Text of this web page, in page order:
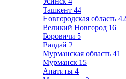
Ташкент 44
Новгородская область 42
Великий Новгород 16
Боровичи 5
Валдай 2
Мурманская область 41
Мурманск 15
Апатиты 4